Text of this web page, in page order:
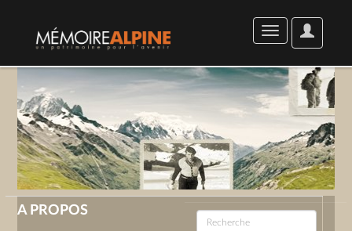
User
Options
Toggle
navigation
A PROPOS